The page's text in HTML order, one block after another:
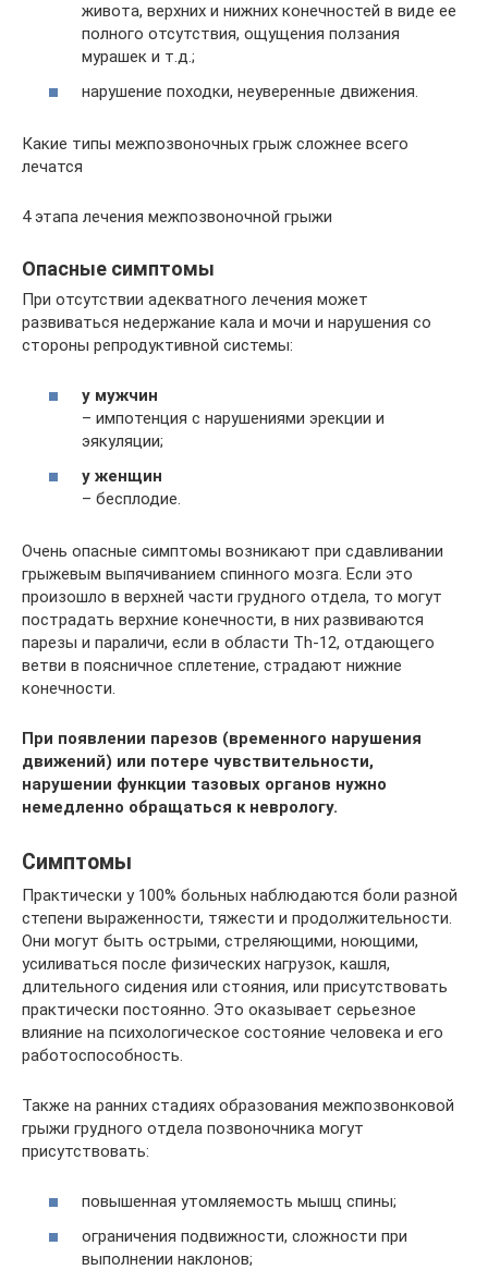
живота, верхних и нижних конечностей в виде ее
полного отсутствия, ощущения ползания
мурашек и т.д.;
нарушение походки, неуверенные движения.
Какие типы межпозвоночных грыж сложнее всего
лечатся
4 этапа лечения межпозвоночной грыжи
Опасные симптомы
При отсутствии адекватного лечения может
развиваться недержание кала и мочи и нарушения со
стороны репродуктивной системы:
у мужчин
– импотенция с нарушениями эрекции и
эякуляции;
у женщин
– бесплодие.
Очень опасные симптомы возникают при сдавливании
грыжевым выпячиванием спинного мозга. Если это
произошло в верхней части грудного отдела, то могут
пострадать верхние конечности, в них развиваются
парезы и параличи, если в области Th-12, отдающего
ветви в поясничное сплетение, страдают нижние
конечности.
При появлении парезов (временного нарушения
движений) или потере чувствительности,
нарушении функции тазовых органов нужно
немедленно обращаться к неврологу.
Симптомы
Практически у 100% больных наблюдаются боли разной
степени выраженности, тяжести и продолжительности.
Они могут быть острыми, стреляющими, ноющими,
усиливаться после физических нагрузок, кашля,
длительного сидения или стояния, или присутствовать
практически постоянно. Это оказывает серьезное
влияние на психологическое состояние человека и его
работоспособность.
Также на ранних стадиях образования межпозвонковой
грыжи грудного отдела позвоночника могут
присутствовать:
повышенная утомляемость мышц спины;
ограничения подвижности, сложности при
выполнении наклонов;